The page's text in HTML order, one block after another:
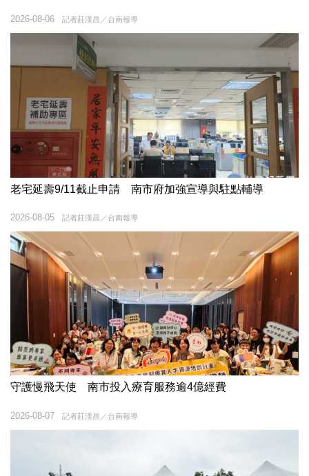
記者莊漢昌／台南報導
2026-08-06
老宅延壽9/11截止申請 南市府加強宣導與駐點輔導
記者莊漢昌／台南報導
2026-08-05
守護慢飛天使 南市投入療育服務逾4億經費
記者莊漢昌／台南報導
2026-08-07